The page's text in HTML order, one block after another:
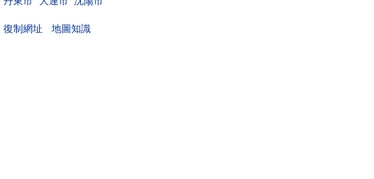
地圖知識